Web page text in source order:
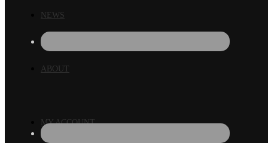
NEWS
ABOUT
MY ACCOUNT